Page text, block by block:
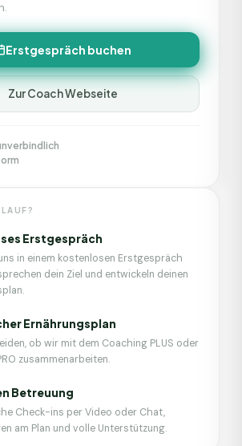
Erstgespräch buchen
Zur Coach Webseite
Erstgespräch
in einem kostenlosen Erstgespräch
dein Ziel und entwickeln deinen
Ernährungsplan
ob wir mit dem Coaching PLUS oder
zusammenarbeiten.
Betreuung
Check-ins per Video oder Chat,
am Plan und volle Unterstützung.